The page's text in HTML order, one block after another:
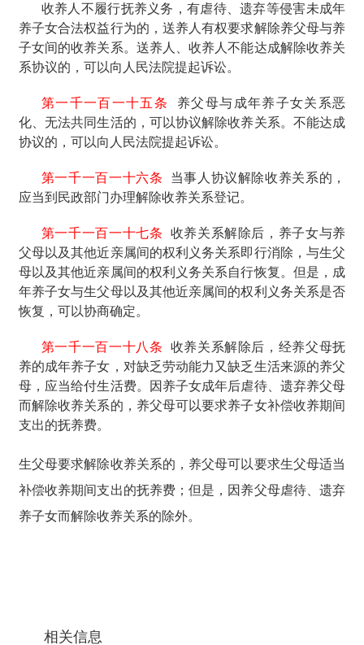
收养人不履行抚养义务，有虐待、遗弃等侵害未成年
养子女合法权益行为的，送养人有权要求解除养父母与养
子女间的收养关系。送养人、收养人不能达成解除收养关
系协议的，可以向人民法院提起诉讼。
第一千一百一十五条
养父母与成年养子女关系恶
化、无法共同生活的，可以协议解除收养关系。不能达成
协议的，可以向人民法院提起诉讼。
第一千一百一十六条
当事人协议解除收养关系的，
应当到民政部门办理解除收养关系登记。
第一千一百一十七条
收养关系解除后，养子女与养
父母以及其他近亲属间的权利义务关系即行消除，与生父
母以及其他近亲属间的权利义务关系自行恢复。但是，成
年养子女与生父母以及其他近亲属间的权利义务关系是否
恢复，可以协商确定。
第一千一百一十八条
收养关系解除后，经养父母抚
养的成年养子女，对缺乏劳动能力又缺乏生活来源的养父
母，应当给付生活费。因养子女成年后虐待、遗弃养父母
而解除收养关系的，养父母可以要求养子女补偿收养期间
支出的抚养费。
生父母要求解除收养关系的，养父母可以要求生父母适当
补偿收养期间支出的抚养费；但是，因养父母虐待、遗弃
养子女而解除收养关系的除外。
相关信息